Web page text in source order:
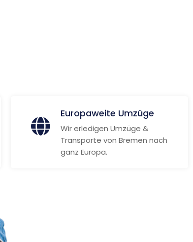
Europaweite Umzüge
Wir erledigen Umzüge &
Transporte von Bremen nach
ganz Europa.